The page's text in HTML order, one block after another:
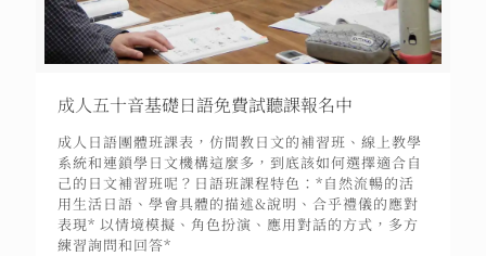
成人五十音基礎日語免費試聽課報名中
成人日語團體班課表，仿間教日文的補習班、線上教學
系統和連鎖學日文機構這麼多，到底該如何選擇適合自
己的日文補習班呢？日語班課程特色：*自然流暢的活
用生活日語、學會具體的描述&說明、合乎禮儀的應對
表現* 以情境模擬、角色扮演、應用對話的方式，多方
練習詢問和回答*